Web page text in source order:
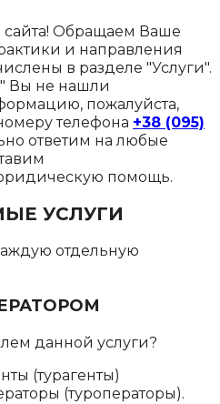
Обращаем Ваше
и направления
в разделе "Услуги".
Вы не нашли
пожалуйста,
телефона +38 (095)
ответим на любые
помощь.
УСЛУГИ
отдельную
данной услуги?
(турагенты)
(туроператоры).